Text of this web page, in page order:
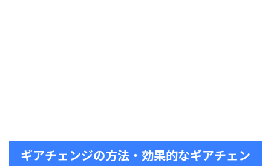
ギアチェンジの方法・効果的なギアチェン